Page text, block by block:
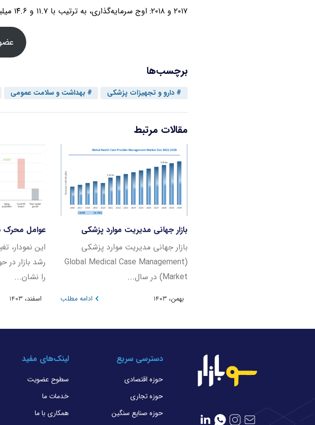
۲۰۱۷ و ۲۰۱۸: اوج سرمایه‌گذاری، به ترتیب با ۱۱.۷ و ۱۴.۶ میلیارد دلار.
برچسب‌ها
دارو و تجهیزات پزشکی بهداشت و سلامت عمومی
مقالات مرتبط
بازار جهانی مدیریت موارد پزشکی
بازار جهانی مدیریت موارد پزشکی
(Global Medical Case Management
Market) در سال...
بهمن، 1403 ادامه مطلب
عوامل محرک
این نمودار،
را نشان...
اسفند، 1403
دسترسی سریع
حوزه اقتصادی
حوزه تجاری
حوزه صنایع سنگین
لینک‌های مفید
سطوح عضویت
خدمات ما
همکاری با ما